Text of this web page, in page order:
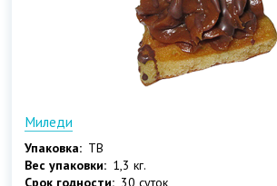
Миледи
Упаковка: ТВ
Вес упаковки: 1,3 кг.
Срок годности: 30 суток